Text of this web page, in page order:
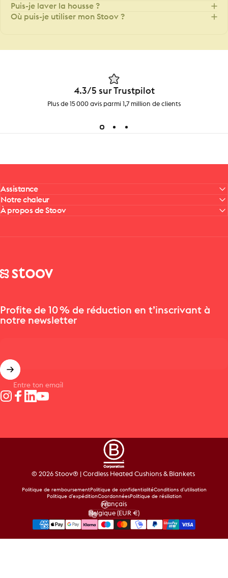
Puis-je laver la housse ?
Où puis-je utiliser mon Stoov ?
4.3/5 sur Trustpilot
Plus de 15 000 avis parmi 1,7 million de clients
Assistance
Notre chaleur
À propos de Stoov
Stoov® | Cordless Heated Cushions & Blankets
Profite de 10 % de réduction en t’inscrivant à
notre newsletter
Entre ton email
© 2026 Stoov® | Cordless Heated Cushions & Blankets
Politique de remboursementPolitique de confidentialitéConditions d’utilisation
Politique d’expéditionCoordonnéesPolitique de résiliation
Langue
Français
Pays/région
Belgique (EUR €)